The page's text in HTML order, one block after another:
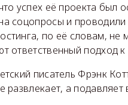
успех её проекта был
соцопросы и
по её словам,
ответственный подход к
писатель Фрэнк
развлекает, а